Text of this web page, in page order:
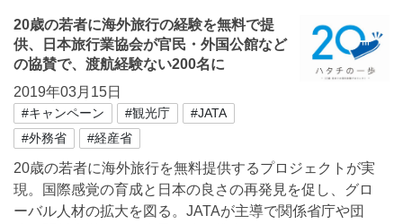
20歳の若者に海外旅行の経験を無料で提
供、日本旅行業協会が官民・外国公館など
の協賛で、渡航経験ない200名に
2019年03月15日
#キャンペーン #観光庁
#JATA
#外務省
#経産省
20歳の若者に海外旅行を無料提供するプロジェクトが実
現。国際感覚の育成と日本の良さの再発見を促し、グロ
ーバル人材の拡大を図る。JATAが主導で関係省庁や団